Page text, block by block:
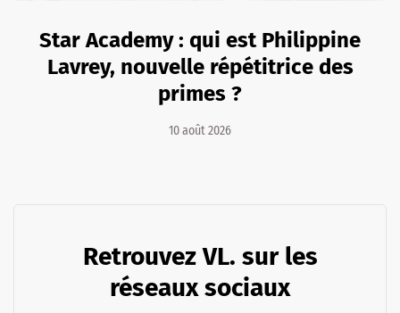
Star Academy : qui est Philippine
Lavrey, nouvelle répétitrice des
primes ?
10 août 2026
Retrouvez VL. sur les
réseaux sociaux